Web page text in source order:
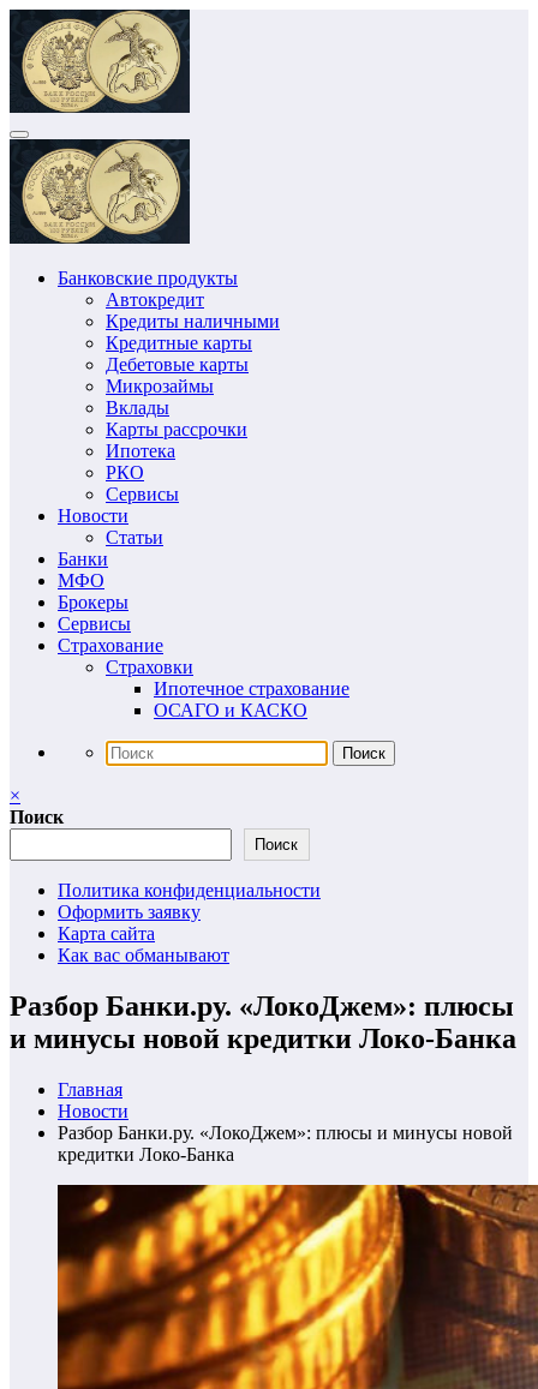
Перейти
содержимому
Банковские продукты
Автокредит
Кредиты наличными
Кредитные карты
Дебетовые карты
Микрозаймы
Вклады
Карты рассрочки
Ипотека
РКО
Сервисы
Новости
Статьи
Банки
МФО
Брокеры
Сервисы
Страхование
Страховки
Ипотечное страхование
ОСАГО и КАСКО
×
Поиск
Поиск
Политика конфиденциальности
Оформить заявку
Карта сайта
Как вас обманывают
Разбор Банки.ру. «ЛокоДжем»: плюсы
и минусы новой кредитки Локо-Банка
Главная
Новости
Разбор Банки.ру. «ЛокоДжем»: плюсы и минусы новой
кредитки Локо-Банка